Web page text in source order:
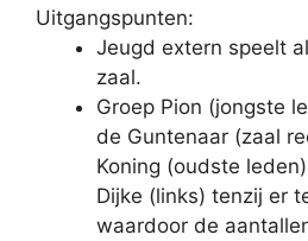
Uitgangspunten:
Jeugd extern speelt
zaal.
Groep Pion (jongste
de Guntenaar (zaal
Koning (oudste
Dijke (links) tenzij er
waardoor de